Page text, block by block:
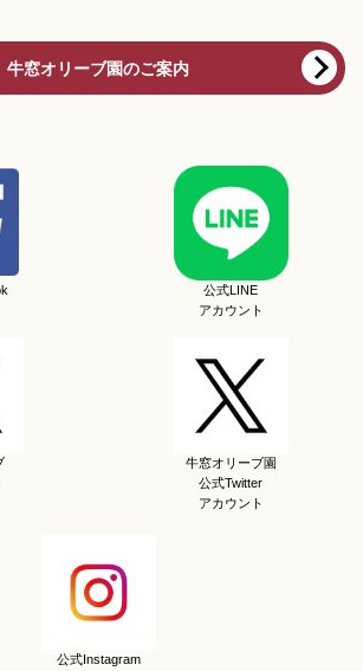
牛窓オリーブ園のご案内
公式LINE
アカウント
牛窓オリーブ園
公式Twitter
アカウント
公式Instagram